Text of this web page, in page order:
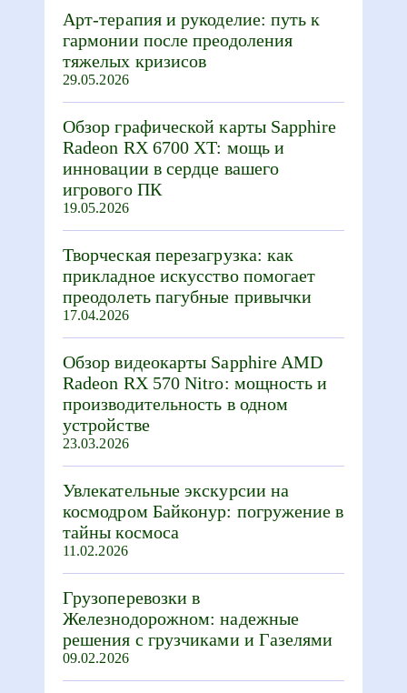
Арт-терапия и рукоделие: путь к
гармонии после преодоления
тяжелых кризисов
29.05.2026
Обзор графической карты Sapphire
Radeon RX 6700 XT: мощь и
инновации в сердце вашего
игрового ПК
19.05.2026
Творческая перезагрузка: как
прикладное искусство помогает
преодолеть пагубные привычки
17.04.2026
Обзор видеокарты Sapphire AMD
Radeon RX 570 Nitro: мощность и
производительность в одном
устройстве
23.03.2026
Увлекательные экскурсии на
космодром Байконур: погружение в
тайны космоса
11.02.2026
Грузоперевозки в
Железнодорожном: надежные
решения с грузчиками и Газелями
09.02.2026